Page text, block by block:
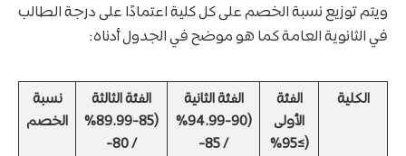
ويتم توزيع نسبة الخصم على كل كلية اعتمادًا على درجة الطالب
في الثانوية العامة كما هو موضح في الجدول أدناه:
الكلية
الفئة
الأولى
(≥95%
الفئة الثانية
(90-94.99%
/ 85-
الفئة الثالثة
(85-89.99%
/ 80-
نسبة
الخصم